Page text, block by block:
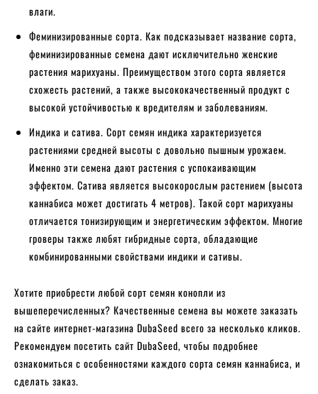
влаги.
Феминизированные сорта. Как подсказывает название сорта,
феминизированные семена дают исключительно женские
растения марихуаны. Преимуществом этого сорта является
схожесть растений, а также высококачественный продукт с
высокой устойчивостью к вредителям и заболеваниям.
Индика и сатива. Сорт семян индика характеризуется
растениями средней высоты с довольно пышным урожаем.
Именно эти семена дают растения с успокаивающим
эффектом. Сатива является высокорослым растением (высота
каннабиса может достигать 4 метров). Такой сорт марихуаны
отличается тонизирующим и энергетическим эффектом. Многие
гроверы также любят гибридные сорта, обладающие
комбинированными свойствами индики и сативы.
Хотите приобрести любой сорт семян конопли из
вышеперечисленных? Качественные семена вы можете заказать
на сайте интернет-магазина DubaSeed всего за несколько кликов.
Рекомендуем посетить сайт DubaSeed, чтобы подробнее
ознакомиться с особенностями каждого сорта семян каннабиса, и
сделать заказ.